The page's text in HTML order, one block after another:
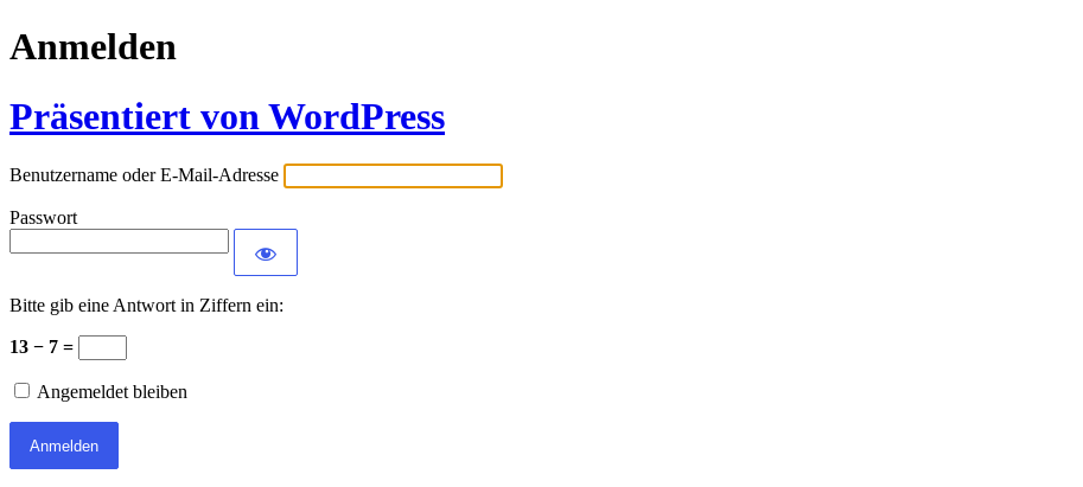
Anmelden
Präsentiert von WordPress
Benutzername oder E-Mail-Adresse
Passwort
Bitte gib eine Antwort in Ziffern ein:
13 − 7 =
Angemeldet bleiben